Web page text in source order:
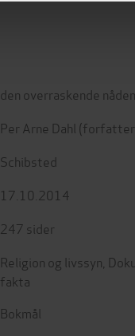
den overraskende nåden
Per Arne Dahl
Schibsted
17.10.2014
247 sider
Religion og livssyn
fakta
Bokmål